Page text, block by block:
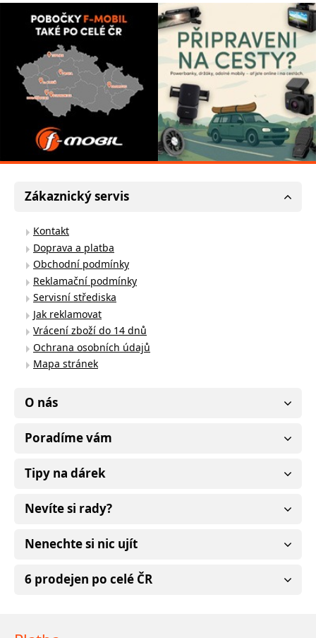
Zákaznický servis
Kontakt
Doprava a platba
Obchodní podmínky
Reklamační podmínky
Servisní střediska
Jak reklamovat
Vrácení zboží do 14 dnů
Ochrana osobních údajů
Mapa stránek
O nás
Poradíme vám
Tipy na dárek
Nevíte si rady?
Nenechte si nic ujít
6 prodejen po celé ČR